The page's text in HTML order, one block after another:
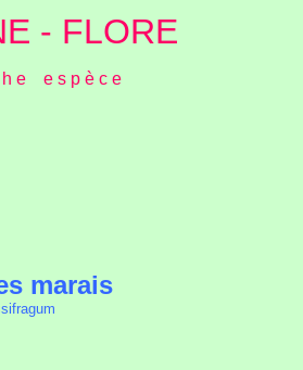
- FLORE
h e e s p è c e
marais